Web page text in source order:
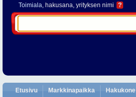
Toimiala, hakusana, yrityksen nimi ?
Etusivu Markkinapaikka Hakukone